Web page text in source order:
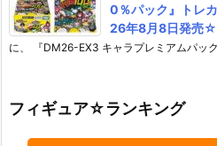
0％パック』トレ
26年8月8日発売☆
に、 『DM26-EX3 キャラプレミアムパッ
フィギュア☆ランキング